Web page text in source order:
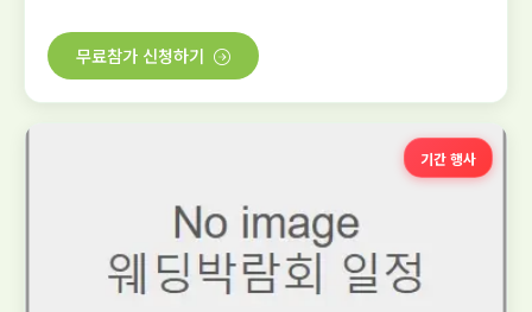
무료참가 신청하기
기간 행사